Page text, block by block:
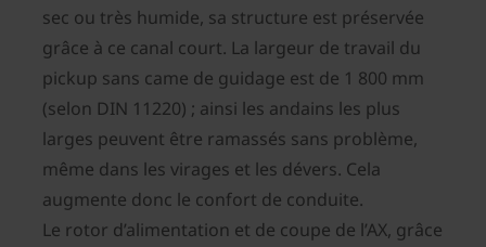
sec ou très humide, sa structure est préservée
grâce à ce canal court. La largeur de travail du
pickup sans came de guidage est de 1 800 mm
(selon DIN 11220) ; ainsi les andains les plus
larges peuvent être ramassés sans problème,
même dans les virages et les dévers. Cela
augmente donc le confort de conduite.
Le rotor d’alimentation et de coupe de l’AX, grâce